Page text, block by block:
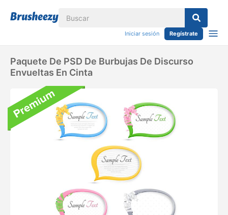
Iniciar sesión Regístrate
Paquete De PSD De Burbujas De Discurso
Envueltas En Cinta